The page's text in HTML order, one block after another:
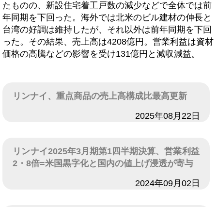
たものの、新設住宅着工戸数の減少などで全体では前
年同期を下回った。海外では北米のビル建材の伸長と
台湾の好調は維持したが、それ以外は前年同期を下回
った。その結果、売上高は4208億円。営業利益は資材
価格の高騰などの影響を受け131億円と減収減益。
リンナイ、重点商品の売上高構成比最高更新
2025年08月22日
リンナイ2025年3月期第1四半期決算、営業利益
2・8倍=米国黒字化と国内の値上げ浸透が寄与
2024年09月02日